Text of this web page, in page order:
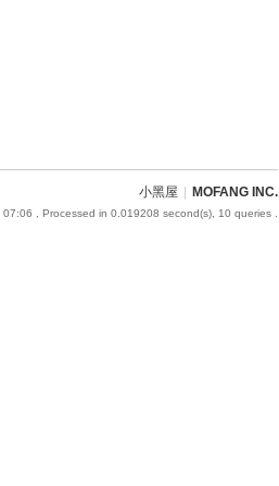
小黑屋 MOFANG INC.
07:06 , Processed in 0.019208 second(s), 10 queries .